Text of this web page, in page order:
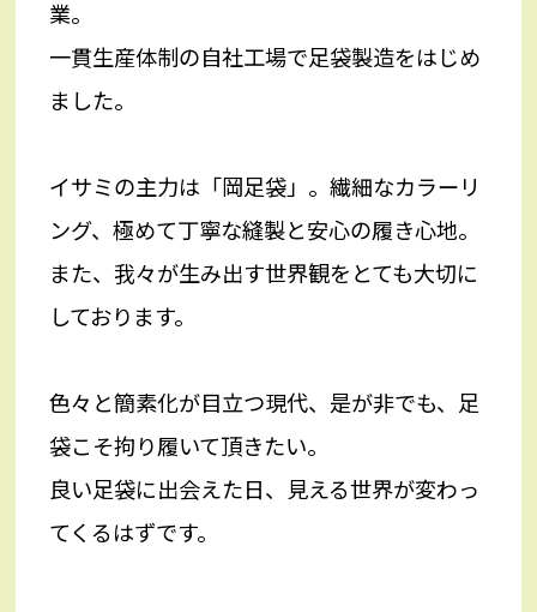
業。
一貫生産体制の自社工場で足袋製造をはじめ
ました。
イサミの主力は「岡足袋」。繊細なカラーリ
ング、極めて丁寧な縫製と安心の履き心地。
また、我々が生み出す世界観をとても大切に
しております。
色々と簡素化が目立つ現代、是が非でも、足
袋こそ拘り履いて頂きたい。
良い足袋に出会えた日、見える世界が変わっ
てくるはずです。